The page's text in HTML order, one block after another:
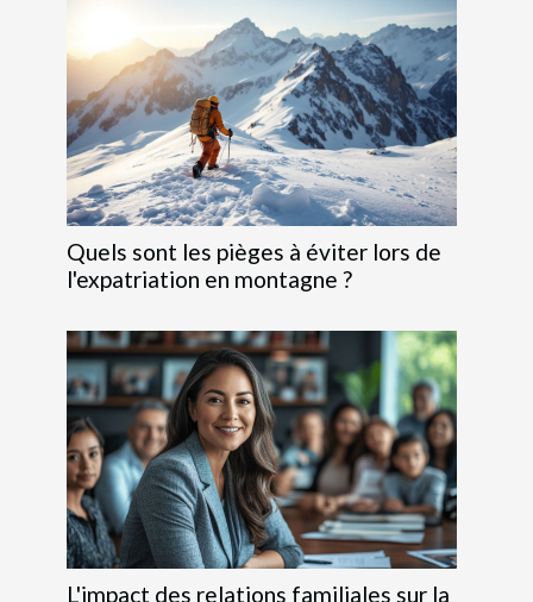
Quels sont les pièges à éviter lors de
l'expatriation en montagne ?
L'impact des relations familiales sur la